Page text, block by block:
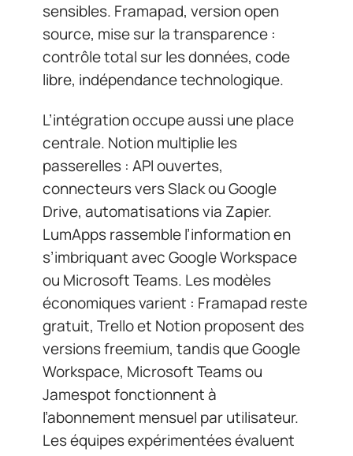
sensibles. Framapad, version open
source, mise sur la transparence :
contrôle total sur les données, code
libre, indépendance technologique.
L’intégration occupe aussi une place
centrale. Notion multiplie les
passerelles : API ouvertes,
connecteurs vers Slack ou Google
Drive, automatisations via Zapier.
LumApps rassemble l’information en
s’imbriquant avec Google Workspace
ou Microsoft Teams. Les modèles
économiques varient : Framapad reste
gratuit, Trello et Notion proposent des
versions freemium, tandis que Google
Workspace, Microsoft Teams ou
Jamespot fonctionnent à
l’abonnement mensuel par utilisateur.
Les équipes expérimentées évaluent